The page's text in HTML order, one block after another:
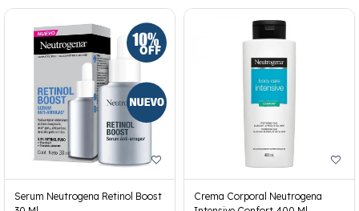
Serum Neutrogena Retinol Boost
Crema Corporal Neutrogena